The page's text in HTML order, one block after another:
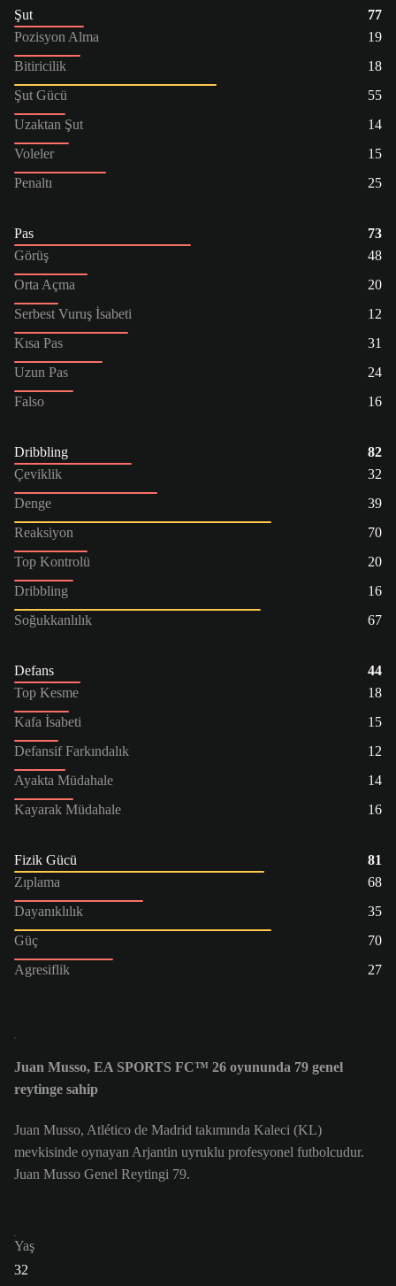
Şut
77
Pozisyon Alma
19
Bitiricilik
18
Şut Gücü
55
Uzaktan Şut
14
Voleler
15
Penaltı
25
Pas
73
Görüş
48
Orta Açma
20
Serbest Vuruş İsabeti
12
Kısa Pas
31
Uzun Pas
24
Falso
16
Dribbling
82
Çeviklik
32
Denge
39
Reaksiyon
70
Top Kontrolü
20
Dribbling
16
Soğukkanlılık
67
Defans
44
Top Kesme
18
Kafa İsabeti
15
Defansif Farkındalık
12
Ayakta Müdahale
14
Kayarak Müdahale
16
Fizik Gücü
81
Zıplama
68
Dayanıklılık
35
Güç
70
Agresiflik
27
Juan Musso, EA SPORTS FC™ 26 oyununda 79 genel
reytinge sahip
Juan Musso, Atlético de Madrid takımında Kaleci (KL)
mevkisinde oynayan Arjantin uyruklu profesyonel futbolcudur.
Juan Musso Genel Reytingi 79.
Yaş
32